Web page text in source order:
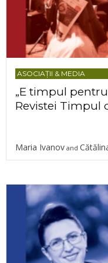
ASOCIAȚII & MEDIA
„E timpul
Revistei Timpul
Maria Ivanov and